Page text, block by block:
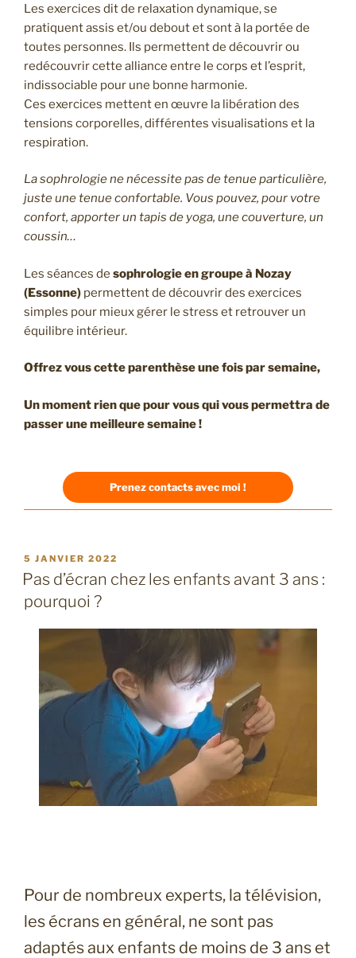
Les exercices dit de relaxation dynamique, se
pratiquent assis et/ou debout et sont à la portée de
toutes personnes. Ils permettent de découvrir ou
redécouvrir cette alliance entre le corps et l’esprit,
indissociable pour une bonne harmonie.
Ces exercices mettent en œuvre la libération des
tensions corporelles, différentes visualisations et la
respiration.
La sophrologie ne nécessite pas de tenue particulière,
juste une tenue confortable. Vous pouvez, pour votre
confort, apporter un tapis de yoga, une couverture, un
coussin…
Les séances de sophrologie en groupe à Nozay
(Essonne) permettent de découvrir des exercices
simples pour mieux gérer le stress et retrouver un
équilibre intérieur.
Offrez vous cette parenthèse une fois par semaine,
Un moment rien que pour vous qui vous permettra de
passer une meilleure semaine !
Prenez contacts avec moi !
PUBLIÉ
LE
5 JANVIER 2022
Pas d’écran chez les enfants avant 3 ans :
pourquoi ?
Pour de nombreux experts, la télévision,
les écrans en général, ne sont pas
adaptés aux enfants de moins de 3 ans et